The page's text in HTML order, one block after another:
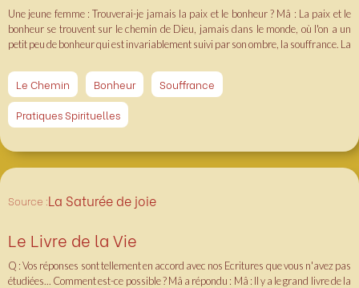
Une jeune femme : Trouverai-je jamais la paix et le bonheur ? Mâ : La paix et le
bonheur se trouvent sur le chemin de Dieu, jamais dans le monde, où l'on a un
petit peu de bonheur qui est invariablement suivi par son ombre, la souffrance. La
m'avez dit.Mâ : oublier ? Cela ne suffit pas. Vous devez méditer au moins cinq
minutes tous les jours suivant les lignes prescrites par votre propre religion, et
n'oubliez pas cette amie (en se montrant du doigt) !
Le Chemin Bonheur
Souffrance
Pratiques Spirituelles
Source :La Saturée de joie
Le Livre de la Vie
Q : Vos réponses sont tellement en accord avec nos Ecritures que vous n'avez pas
étudiées... Comment est-ce possible ? Mâ a répondu : Mâ : Il y a le grand livre de la